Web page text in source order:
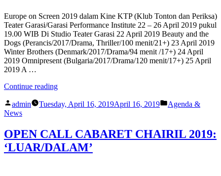
Europe on Screen 2019 dalam Kine KTP (Klub Tonton dan Periksa)
Teater Garasi/Garasi Performance Institute 22 – 26 April 2019 pukul
19.00 WIB Di Studio Teater Garasi 22 April 2019 Beauty and the
Dogs (Perancis/2017/Drama, Thriller/100 menit/21+) 23 April 2019
Winter Brothers (Denmark/2017/Drama/94 menit /17+) 24 April
2019 Omnipresent (Bulgaria/2017/Drama/120 menit/17+) 25 April
2019 A …
Continue reading“Europe
Screen
Kine
KTP
(Klub
Posted
by
admin Tuesday, April 16, 2019April 16, 2019
Posted
Agenda &
News
OPEN CALL CABARET CHAIRIL 2019:
‘LUAR/DALAM’